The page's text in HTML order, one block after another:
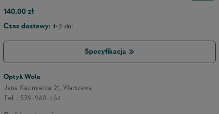
140,00 zł
Czas dostawy: 1-2 dni
Specyfikacja
Optyk Wola
Jana Kazimierza 21, Warszawa
Tel. : 539-260-464